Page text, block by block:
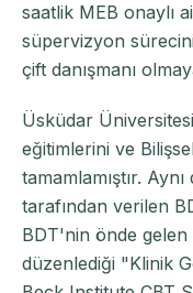
saatlik MEB onaylı
süpervizyon
çift danışmanı
Üsküdar
eğitimlerini ve
tamamlamıştır.
tarafından verilen
BDT'nin önde
düzenlediği "Klinik